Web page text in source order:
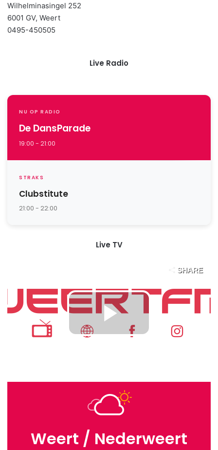
Wilhelminasingel 252
6001 GV, Weert
0495-450505
Live Radio
NU OP RADIO
De DansParade
19:00 - 21:00
STRAKS
Clubstitute
21:00 - 22:00
Live TV
Weert / Nederweert